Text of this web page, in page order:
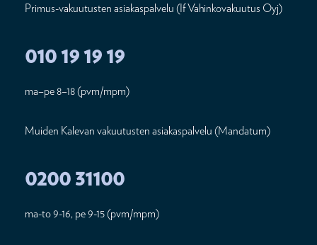
Primus-vakuutusten asiakaspalvelu (If Vahinkovakuutus Oyj)
010 19 19 19
ma–pe 8–18 (pvm/mpm)
Muiden Kalevan vakuutusten asiakaspalvelu (Mandatum)
0200 31100
ma-to 9-16, pe 9-15 (pvm/mpm)